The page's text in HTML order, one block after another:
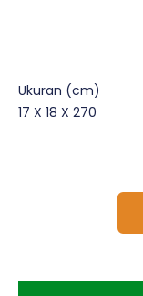
Ukuran (cm)
17 X 18 X 270